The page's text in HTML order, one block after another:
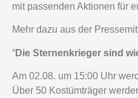
mit passenden Aktionen für
Mehr dazu aus der
“Die Sternenkrieger sind
Am 02.08. um 15:00 Uhr
Über 50 Kostümträger